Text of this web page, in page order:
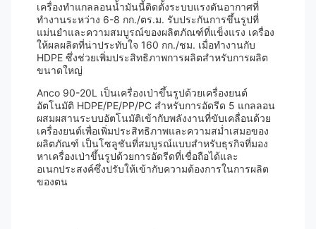
เครื่องทำแกลลอนน้ำมันนี้ติดตั้งระบบแรงดันอากาศที่
ทำงานระหว่าง 6-8 กก./ตร.ม. รับประกันการขึ้นรูปที่
แม่นยำและความสมบูรณ์ของผลิตภัณฑ์ที่แข็งแรง เครื่อง
ให้ผลผลิตที่น่าประทับใจ 160 กก./ชม. เมื่อทำงานกับ
HDPE ซึ่งช่วยเพิ่มประสิทธิภาพการผลิตสำหรับการผลิต
ขนาดใหญ่
Anco 90-20L เป็นเครื่องเป่าขึ้นรูปด้วยเครื่องยนต์
อัตโนมัติ HDPE/PE/PP/PC สำหรับการอัดรีด 5 แกลลอน
ผสมผสานระบบอัตโนมัติเข้ากับพลังงานที่ขับเคลื่อนด้วย
เครื่องยนต์เพื่อเพิ่มประสิทธิภาพและความสม่ำเสมอของ
ผลิตภัณฑ์ เป็นโซลูชันที่สมบูรณ์แบบสำหรับธุรกิจที่มอง
หาเครื่องเป่าขึ้นรูปด้วยการอัดรีดที่เชื่อถือได้และ
อเนกประสงค์ซึ่งปรับให้เข้ากับความต้องการในการผลิต
ของตน